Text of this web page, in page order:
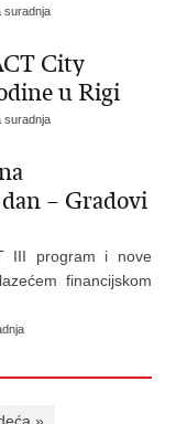
suradnja
City
u Rigi
suradnja
– Gradovi
III program i nove
financijskom